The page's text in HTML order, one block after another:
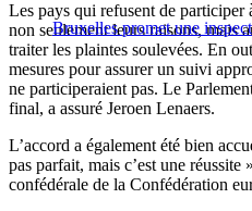
Bruxelles promet une
Les pays qui refusent de
non seulement leurs raisons, mais
traiter les plaintes soulevées. En
mesures pour assurer un suivi
ne participeraient pas. Le
final, a assuré Jeroen Lenaers.
L’accord a également été bien
pas parfait, mais c’est une
confédérale de la Confédération